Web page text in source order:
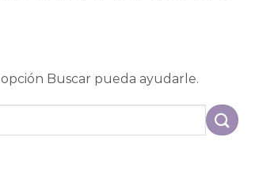
Buscar pueda ayudarle.